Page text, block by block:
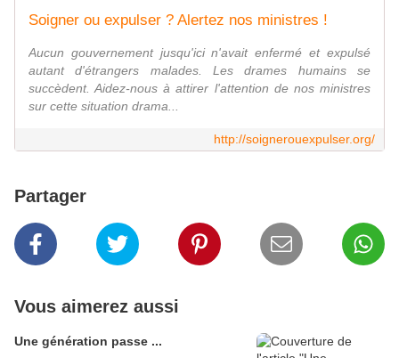
Soigner ou expulser ? Alertez nos ministres !
Aucun gouvernement jusqu'ici n'avait enfermé et expulsé
autant d'étrangers malades. Les drames humains se
succèdent. Aidez-nous à attirer l'attention de nos ministres
sur cette situation drama...
http://soignerouexpulser.org/
Partager
Vous aimerez aussi
Une génération passe ...